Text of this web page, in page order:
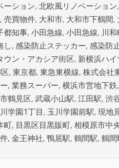
ーション, 北欧風リノベーション,
, 売買物件, 大和市, 大和市下鶴間,
都知事, 小田急線, 小田急線, 川
し, 感染防止ステッカー, 感染防
ウン・アカシア街区, 新横浜ハイ
, 東京都, 東急東横線, 株式会社
, 業務スーパー, 横浜市営地下鉄,
鶴見区, 武蔵小山駅, 江田駅, 渋
学園1丁目, 玉川学園前駅, 現地
町, 目黒区目黒販町, 相模原市中
, 金王神社, 鴨居駅, 鶴間駅, 鶴間